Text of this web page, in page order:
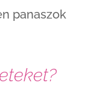
panaszok